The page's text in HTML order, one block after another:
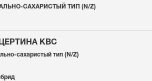
САХАРИСТЫЙ ТИП (N/Z)
KВС
сахаристый тип (N/Z)